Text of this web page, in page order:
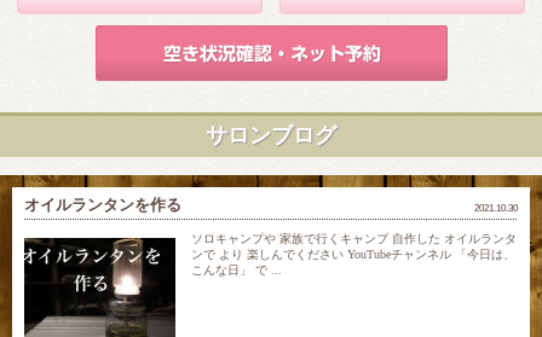
サロンブログ
2021.10.30
オイルランタンを作る
ソロキャンプや 家族で行くキャンプ 自作した オイルランタ
ンで より 楽しんでください YouTubeチャンネル 「今日は、
こんな日」 で ...